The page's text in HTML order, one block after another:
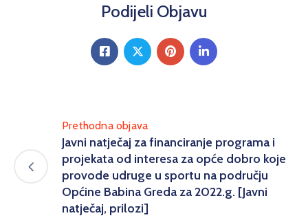
Podijeli Objavu
Prethodna objava
Javni natječaj za financiranje programa i
projekata od interesa za opće dobro koje
provode udruge u sportu na području
Općine Babina Greda za 2022.g. [Javni
natječaj, prilozi]